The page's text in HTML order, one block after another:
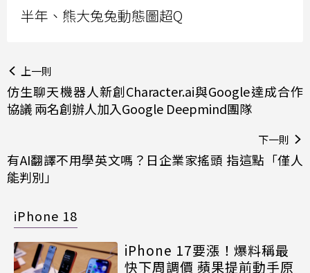
半年、熊大兔兔動態圖超Q
上一則
仿生聊天機器人新創Character.ai與Google達成合作
協議 兩名創辦人加入Google Deepmind團隊
下一則
有AI翻譯不用學英文嗎？日企業家搖頭 指這點「僅人
能判別」
iPhone 18
iPhone 17要漲！爆料稱最
快下周調價 蘋果提前動手原